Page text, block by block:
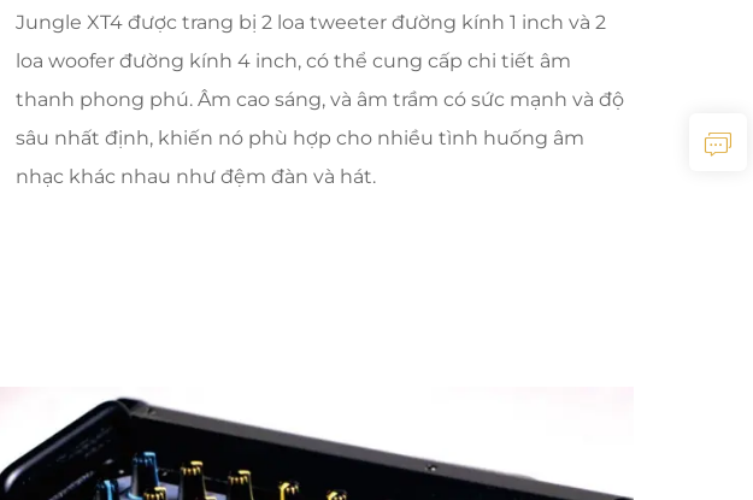
Jungle XT4 được trang bị 2 loa tweeter đường kính 1 inch và 2
loa woofer đường kính 4 inch, có thể cung cấp chi tiết âm
thanh phong phú. Âm cao sáng, và âm trầm có sức mạnh và độ
sâu nhất định, khiến nó phù hợp cho nhiều tình huống âm
nhạc khác nhau như đệm đàn và hát.